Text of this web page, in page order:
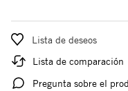
Lista de deseos
Lista de comparación
Pregunta sobre el